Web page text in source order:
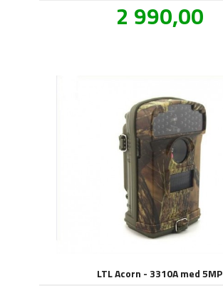
Tilbud
2 990,00mva.
LTL Acorn - 3310A med 5MP